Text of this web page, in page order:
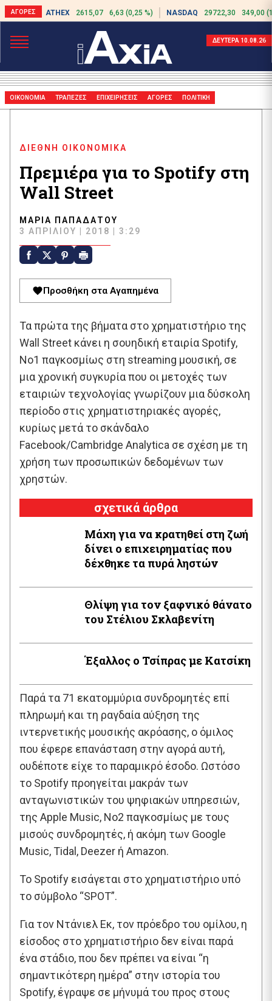
ATHEX 2615,07 6,63 (0,25 %) NASDAQ 29722,30 349,00
ΔΕΥΤΕΡΑ 10.08.26
ΟΙΚΟΝΟΜΙΑ ΤΡΑΠΕΖΕΣ ΕΠΙΧΕΙΡΗΣΕΙΣ ΑΓΟΡΕΣ ΠΟΛΙΤΙΚΗ
ΔΙΕΘΝΗ ΟΙΚΟΝΟΜΙΚΑ
Πρεμιέρα για το Spotify στη
Wall Street
ΜΑΡΊΑ ΠΑΠΑΔΆΤΟΥ
3 ΑΠΡΙΛΊΟΥ | 2018 | 3:29
Προσθήκη στα Αγαπημένα
Τα πρώτα της βήματα στο χρηματιστήριο της
Wall Street κάνει η σουηδική εταιρία Spotify,
Νο1 παγκοσμίως στη streaming μουσική, σε
μια χρονική συγκυρία που οι μετοχές των
εταιριών τεχνολογίας γνωρίζουν μια δύσκολη
περίοδο στις χρηματιστηριακές αγορές,
κυρίως μετά το σκάνδαλο
Facebook/Cambridge Analytica σε σχέση με τη
χρήση των προσωπικών δεδομένων των
χρηστών.
σχετικά άρθρα
Μάχη για να κρατηθεί στη ζωή
δίνει ο επιχειρηματίας που
δέχθηκε τα πυρά ληστών
Θλίψη για τον ξαφνικό θάνατο
του Στέλιου Σκλαβενίτη
Έξαλλος ο Τσίπρας με Κατσίκη
Παρά τα 71 εκατομμύρια συνδρομητές επί
πληρωμή και τη ραγδαία αύξηση της
ιντερνετικής μουσικής ακρόασης, ο όμιλος
που έφερε επανάσταση στην αγορά αυτή,
ουδέποτε είχε το παραμικρό έσοδο. Ωστόσο
το Spotify προηγείται μακράν των
ανταγωνιστικών του ψηφιακών υπηρεσιών,
της Apple Music, Νο2 παγκοσμίως με τους
μισούς συνδρομητές, ή ακόμη των Google
Music, Tidal, Deezer ή Amazon.
Το Spotify εισάγεται στο χρηματιστήριο υπό
το σύμβολο “SPOT”.
Για τον Ντάνιελ Εκ, τον πρόεδρο του ομίλου, η
είσοδος στο χρηματιστήριο δεν είναι παρά
ένα στάδιο, που δεν πρέπει να είναι “η
σημαντικότερη ημέρα” στην ιστορία του
Spotify, έγραψε σε μήνυμά του προς στους